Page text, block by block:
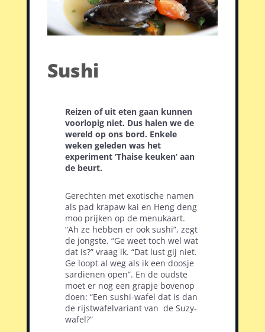
Sushi
Reizen of uit eten gaan kunnen
voorlopig niet. Dus halen we de
wereld op ons bord. Enkele
weken geleden was het
experiment ‘Thaise keuken’ aan
de beurt.
Gerechten met exotische namen
als pad krapaw kai en Heng deng
moo prijken op de menukaart.
“Ah ze hebben er ook sushi”, zegt
de jongste. “Ge weet toch wel wat
dat is?” vraag ik. “Dat lust gij niet.
Ge loopt al weg als ik een doosje
sardienen open”. En de oudste
moet er nog een grapje bovenop
doen: “Een sushi-wafel dat is dan
de rijstwafelvariant van de Suzy-
wafel?”